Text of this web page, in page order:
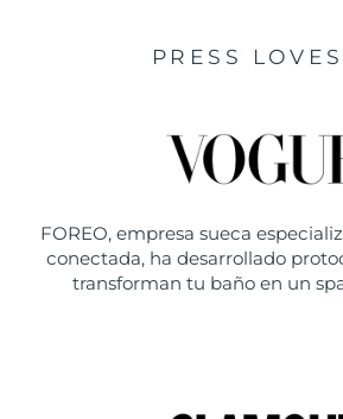
PRESS
FOREO, empresa sueca
conectada, ha desarrollado
transforman tu baño en un